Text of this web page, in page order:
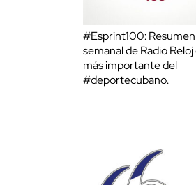
#Esprint100: Resumen
semanal de Radio
más importante del
#deportecubano.